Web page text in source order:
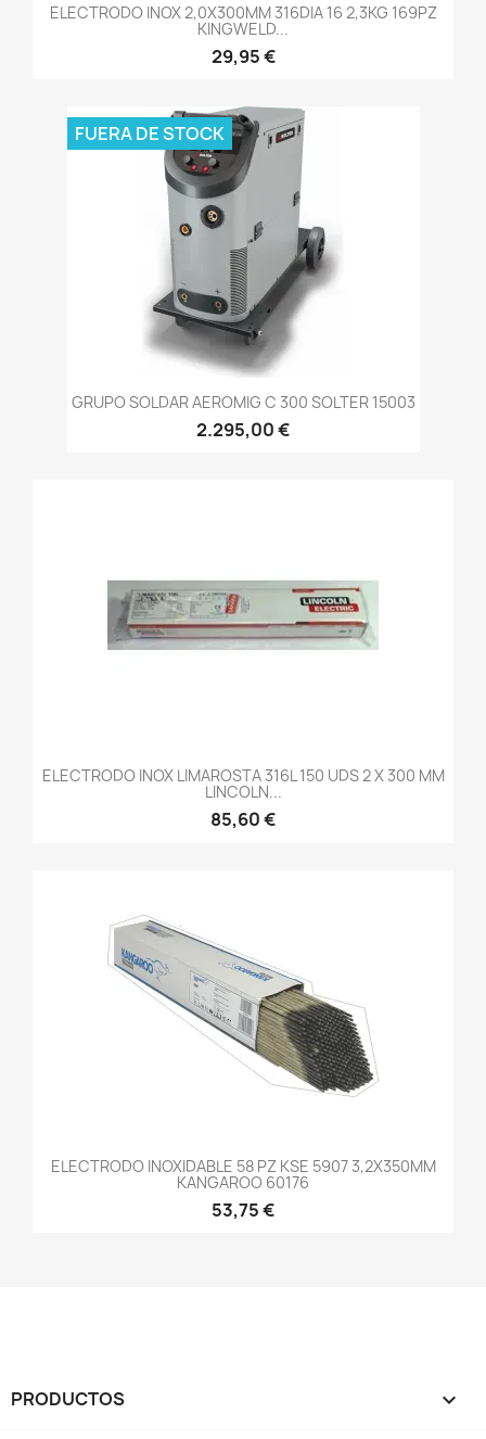
ELECTRODO INOX 2,0X300MM 316DIA 16 2,3KG 169PZ
KINGWELD...
29,95 €
GRUPO SOLDAR AEROMIG C 300 SOLTER 15003
2.295,00 €
FUERA DE STOCK
ELECTRODO INOX LIMAROSTA 316L 150 UDS 2 X 300 MM
LINCOLN...
85,60 €
ELECTRODO INOXIDABLE 58 PZ KSE 5907 3,2X350MM
KANGAROO 60176
53,75 €
PRODUCTOS 